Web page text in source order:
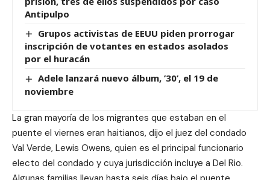
Antipulpo
Grupos activistas de EEUU piden prorrogar
inscripción de votantes en estados asolados
por el huracán
Adele lanzará nuevo álbum, ’30’, el 19 de
noviembre
La gran mayoría de los migrantes que estaban en el
puente el viernes eran haitianos, dijo el juez del condado
Val Verde, Lewis Owens, quien es el principal funcionario
electo del condado y cuya jurisdicción incluye a Del Rio.